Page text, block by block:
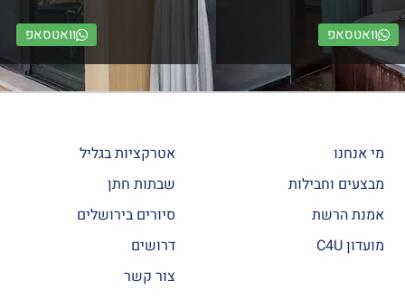
וואטסאפ וואטסאפ
מי אנחנו
מבצעים וחבילות
אמנת הרשת
מועדון C4U
אטרקציות בגליל
שבתות חתן
סיורים בירושלים
דרושים
צור קשר